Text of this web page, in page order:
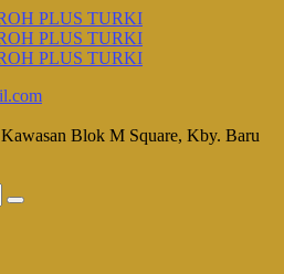
Blok M Square, Kby. Baru